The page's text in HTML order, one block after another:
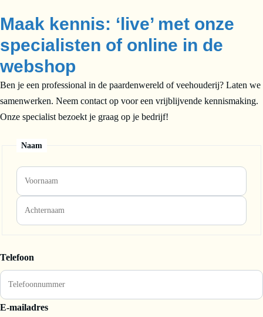
Maak kennis: ‘live’ met onze
specialisten of online in de
webshop
Ben je een professional in de paardenwereld of veehouderij? Laten we
samenwerken. Neem contact op voor een vrijblijvende kennismaking.
Onze specialist bezoekt je graag op je bedrijf!
Naam
Telefoon
E-mailadres